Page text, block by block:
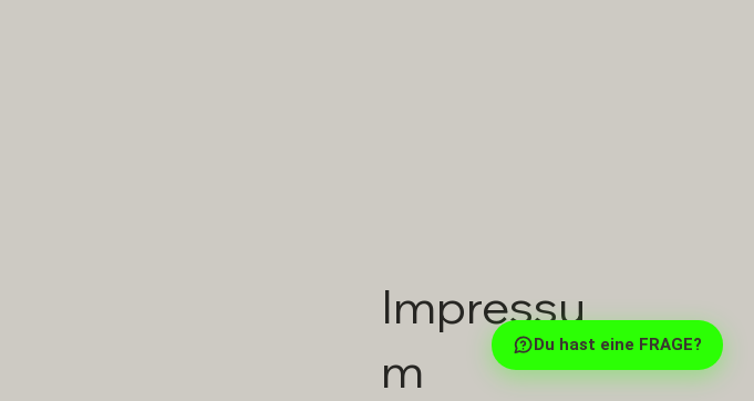
Impressu
m
Du hast eine FRAGE?